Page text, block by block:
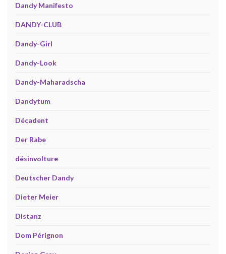
Dandy Manifesto
DANDY-CLUB
Dandy-Girl
Dandy-Look
Dandy-Maharadscha
Dandytum
Décadent
Der Rabe
désinvolture
Deutscher Dandy
Dieter Meier
Distanz
Dom Pérignon